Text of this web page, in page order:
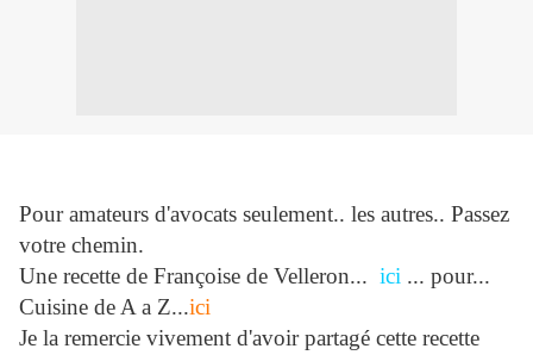
Pour amateurs d'avocats seulement.. les autres.. Passez
votre chemin.
Une recette de Françoise de Velleron... ici ... pour...
Cuisine de A a Z...ici
Je la remercie vivement d'avoir partagé cette recette